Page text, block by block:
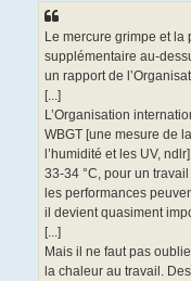
Le mercure grimpe et la
supplémentaire au-
un rapport de
[...]
L’Organisation
WBGT [une mesure de
l’humidité et les UV,
33-34 °C, pour un
les performances
il devient quasiment
[...]
Mais il ne faut pas
la chaleur au travail.